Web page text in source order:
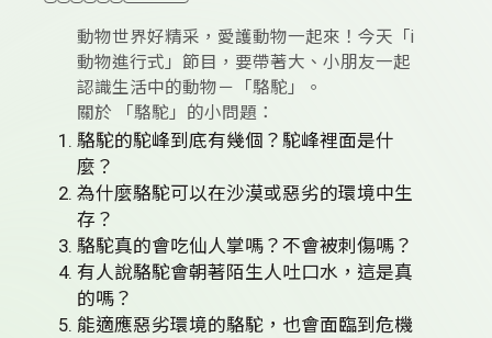
動物世界好精采，愛護動物一起來！今天「i
動物進行式」節目，要帶著大、小朋友一起
認識生活中的動物－「駱駝」。
關於 「駱駝」的小問題：
駱駝的駝峰到底有幾個？駝峰裡面是什
麼？
為什麼駱駝可以在沙漠或惡劣的環境中生
存？
駱駝真的會吃仙人掌嗎？不會被刺傷嗎？
有人說駱駝會朝著陌生人吐口水，這是真
的嗎？
能適應惡劣環境的駱駝，也會面臨到危機